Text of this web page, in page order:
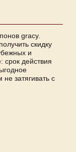
gracy.
скидку
и
срок действия
затягивать с